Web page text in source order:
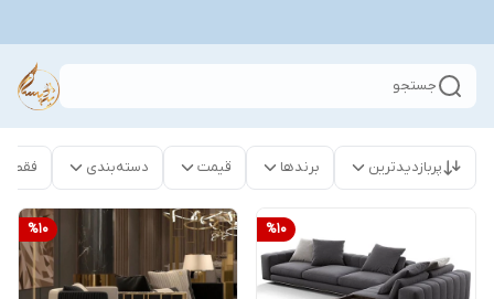
جستجو
پربازدیدترین برندها قیمت دسته‌بندی فقط
%10
%10